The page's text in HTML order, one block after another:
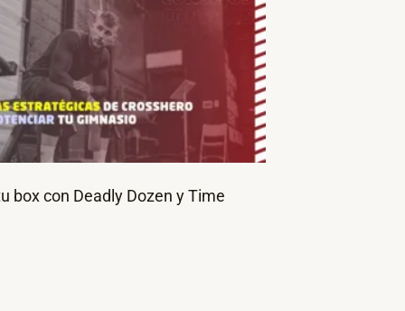
box con Deadly Dozen y Time